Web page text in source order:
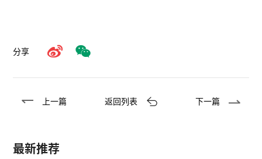
分享
上一篇 返回列表 下一篇
最新推荐